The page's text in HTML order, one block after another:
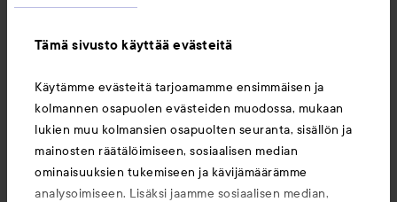
Tämä sivusto käyttää evästeitä
Käytämme evästeitä tarjoamamme ensimmäisen ja
kolmannen osapuolen evästeiden muodossa, mukaan
lukien muu kolmansien osapuolten seuranta, sisällön ja
mainosten räätälöimiseen, sosiaalisen median
ominaisuuksien tukemiseen ja kävijämäärämme
analysoimiseen. Lisäksi jaamme sosiaalisen median,
The Ordinary
Natural Moisturizing Factors
+ PhytoCeramides 100 ml
24,30 €
The Ordinary
Squalane Cleanser
23,80 €